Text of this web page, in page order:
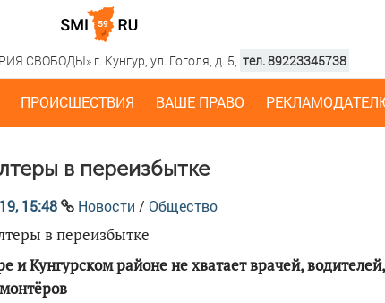
СВОБОДЫ» г. Кунгур, ул. Гоголя, д. 5, тел. 89223345738
ПРОИСШЕСТВИЯ ВАШЕ ПРАВО
в переизбытке
15:48 Новости / Общество
и Кунгурском районе не хватает врачей, водителей,